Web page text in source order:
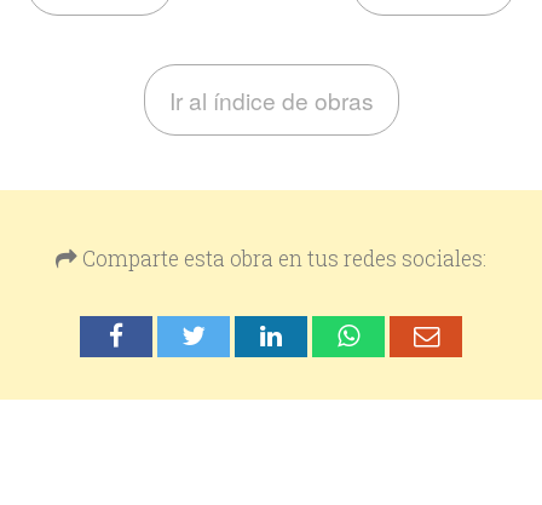
Ir al índice de obras
Comparte esta obra en tus redes sociales: